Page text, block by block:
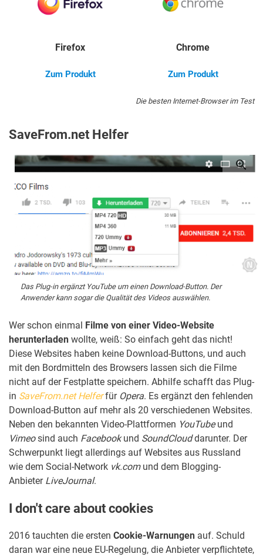
Firefox
Zum Produkt
Chrome
Zum Produkt
Die besten Internet-Browser im Test
SaveFrom.net Helfer
Das Plug-in ergänzt YouTube um einen Download-Button. Der
Anwender kann sogar die Qualität des Videos auswählen.
Wer schon einmal Filme von einer Video-Website
herunterladen wollte, weiß: So einfach geht das nicht!
Diese Websites haben keine Download-Buttons, und auch
mit den Bordmitteln des Browsers lassen sich die Filme
nicht auf der Festplatte speichern. Abhilfe schafft das Plug-
in SaveFrom.net Helferfür Opera. Es ergänzt den fehlenden
Download-Button auf mehr als 20 verschiedenen Websites.
Neben den bekannten Video-Plattformen YouTubeund
Vimeosind auch Facebookund SoundClouddarunter. Der
Schwerpunkt liegt allerdings auf Websites aus Russland
wie dem Social-Network vk.comund dem Blogging-
Anbieter LiveJournal.
I don't care about cookies
2016 tauchten die ersten Cookie-Warnungen auf. Schuld
daran war eine neue EU-Regelung, die Anbieter verpflichtete,